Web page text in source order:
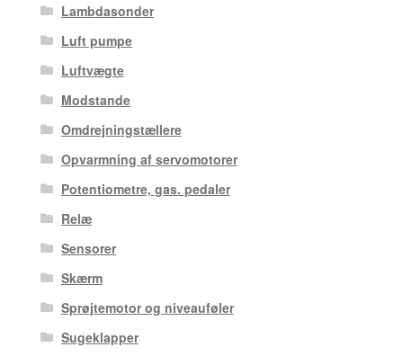
Lambdasonder
Luft pumpe
Luftvægte
Modstande
Omdrejningstællere
Opvarmning af servomotorer
Potentiometre, gas. pedaler
Relæ
Sensorer
Skærm
Sprøjtemotor og niveauføler
Sugeklapper